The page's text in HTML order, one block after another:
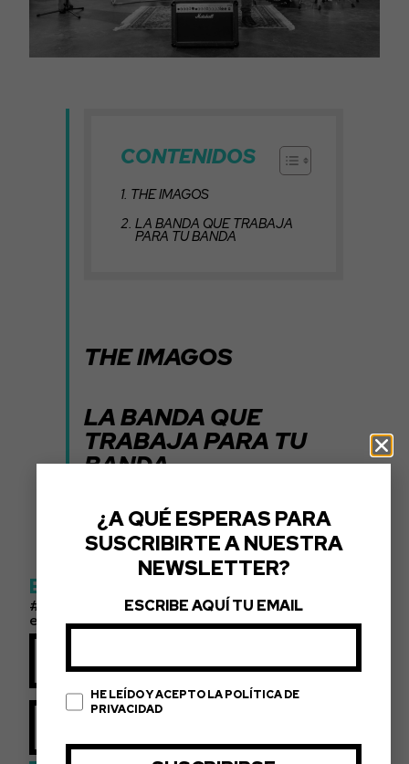
CONTENIDOS
THE IMAGOS
LA BANDA QUE TRABAJA
PARA TU BANDA
THE IMAGOS
LA BANDA QUE
TRABAJA PARA TU
BANDA
ETIQUETAS
innovación europea de la cámara de comercio de
españa
¿PATROCINIOS O SPONSORS PARA TU MARCA? EJEMPLOS DE CÓMO CONSEGUIR ENGAGEMENT A TRAVÉS DE LA MÚSICA
LA2ESMÚSICA VUELVE PARA CELEBRAR EL DÍA EUROPEO DE LA MÚSICA
¿A QUÉ ESPERAS PARA
SUSCRIBIRTE A NUESTRA
NEWSLETTER?
ESCRIBE AQUÍ TU EMAIL
HE LEÍDO Y ACEPTO LA POLÍTICA DE
PRIVACIDAD